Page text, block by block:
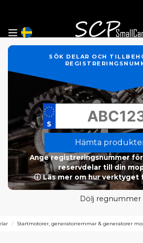
SÖK DELAR OCH
Hämta
Ange registreringsnummer
reservdelar till din
ⓘ Läs mer om hur verktyget
Dölj regnummer
Startmotorer, generatorremmar & generatorer